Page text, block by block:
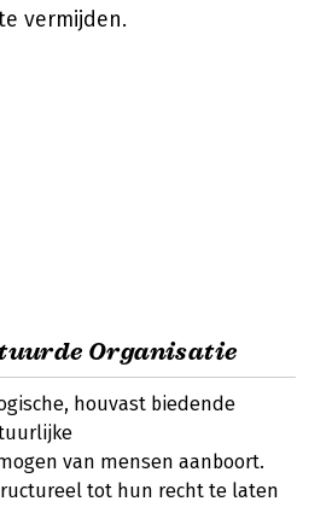
vermijden.
Organisatie
houvast biedende
van mensen aanboort.
tot hun recht te laten